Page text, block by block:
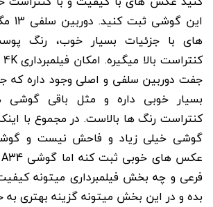
های با جزئیات بسیار خوب، رنگ
جفت دوربین سلفی و اصلی وجود داره که
بسیار خوبی داره و مثل باقی
کنتراست رنگ ها بالاست. در مجموع با
فرعی و چه بخش فیلمبرداری میتونه
بده و در این بخش میتونه گزینه بهتری به